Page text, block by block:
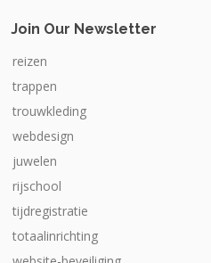
Join Our Newsletter
reizen
trappen
trouwkleding
webdesign
juwelen
rijschool
tijdregistratie
totaalinrichting